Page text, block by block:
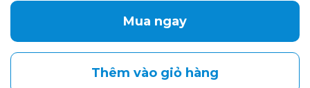
Mua ngay
Thêm vào giỏ hàng